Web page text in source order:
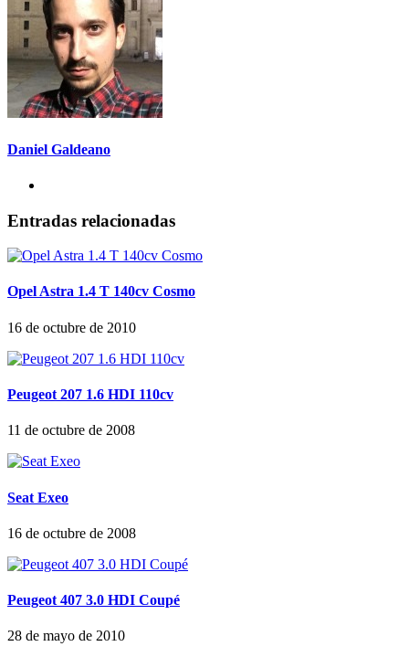
Daniel Galdeano
Entradas relacionadas
Opel Astra 1.4 T 140cv Cosmo
16 de octubre de 2010
Peugeot 207 1.6 HDI 110cv
11 de octubre de 2008
Seat Exeo
16 de octubre de 2008
Peugeot 407 3.0 HDI Coupé
28 de mayo de 2010